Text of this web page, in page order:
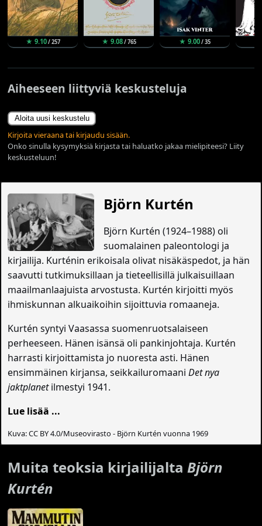
★ 9.10/ 257 ★ 9.08/ 765 ★ 9.00/ 35
Aiheeseen liittyviä keskusteluja
Aloita uusi keskustelu
Kirjoita vieraana tai kirjaudu sisään.
Onko sinulla kysymyksiä kirjasta tai haluatko jakaa mielipiteesi? Liity
keskusteluun!
Björn Kurtén
Björn Kurtén (1924–1988) oli
suomalainen paleontologi ja
kirjailija. Kurténin erikoisala olivat nisäkäspedot, ja hän
saavutti tutkimuksillaan ja tieteellisillä julkaisuillaan
maailmanlaajuista arvostusta. Kurtén kirjoitti myös
ihmiskunnan alkuaikoihin sijoittuvia romaaneja.
Kurtén syntyi Vaasassa suomenruotsalaiseen
perheeseen. Hänen isänsä oli pankinjohtaja. Kurtén
harrasti kirjoittamista jo nuoresta asti. Hänen
ensimmäinen kirjansa, seikkailuromaaniDet nya
jaktplanetilmestyi 1941.
Lue lisää ...
Kuva: CC BY 4.0/Museovirasto - Björn Kurtén vuonna 1969
Muita teoksia kirjailijalta Björn
Kurtén